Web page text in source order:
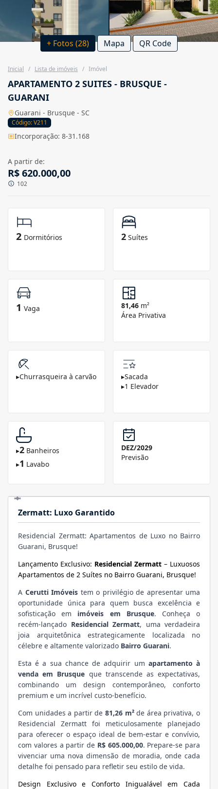
+ Fotos (28) Mapa QR Code
Inicial / Lista de imóveis / Imóvel
APARTAMENTO 2 SUITES - BRUSQUE -
GUARANI
Guarani - Brusque - SC
Código: V211
Incorporação: 8-31.168
A partir de:
R$ 620.000,00
102
2 Dormitórios 2 Suítes
1 Vaga 81,46 m²
Área Privativa
▸Churrasqueira à carvão ▸Sacada
▸1 Elevador
▸2 Banheiros
▸1 Lavabo
DEZ/2029
Previsão
Zermatt: Luxo Garantido
Residencial Zermatt: Apartamentos de Luxo no Bairro
Guarani, Brusque!
Lançamento Exclusivo: Residencial Zermatt – Luxuosos
Apartamentos de 2 Suítes no Bairro Guarani, Brusque!
A Cerutti Imóveis tem o privilégio de apresentar uma
oportunidade única para quem busca excelência e
sofisticação em imóveis em Brusque. Conheça o
recém-lançado Residencial Zermatt, uma verdadeira
joia arquitetônica estrategicamente localizada no
célebre e altamente valorizado Bairro Guarani.
Esta é a sua chance de adquirir um apartamento à
venda em Brusque que transcende as expectativas,
combinando um design contemporâneo, conforto
premium e um incrível custo-benefício.
Com unidades a partir de 81,26 m²de área privativa, o
Residencial Zermatt foi meticulosamente planejado
para oferecer o espaço ideal de bem-estar e convívio,
com valores a partir de R$ 605.000,00. Prepare-se para
vivenciar uma nova dimensão de moradia, onde cada
detalhe foi pensado para refletir seu estilo de vida.
Design Exclusivo e Conforto Inigualável em Cada